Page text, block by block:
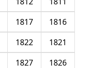
1816
1817
1821
1822
1826
1827